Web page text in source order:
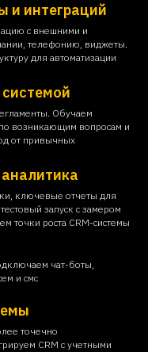
и интеграций
с внешними и
телефонию, виджеты.
для автоматизации
Обучаем
возникающим вопросам и
от привычных
ключевые отчеты для
запуск с замером
точки роста CRM-системы
чат-боты,
и смс
точечно
CRM с учетными